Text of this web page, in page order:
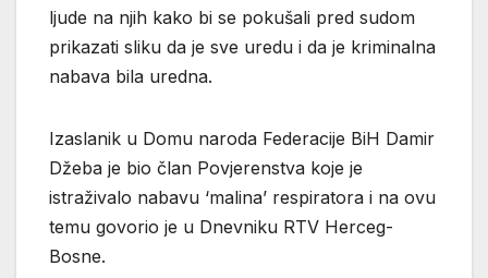
ljude na njih kako bi se pokušali pred sudom
prikazati sliku da je sve uredu i da je kriminalna
nabava bila uredna.
Izaslanik u Domu naroda Federacije BiH Damir
Džeba je bio član Povjerenstva koje je
istraživalo nabavu ‘malina’ respiratora i na ovu
temu govorio je u Dnevniku RTV Herceg-
Bosne.